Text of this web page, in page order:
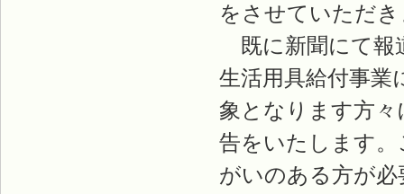
をさせていただ
既に新聞にて報
生活用具給付事業
象となります方
告をいたします
がいのある方が